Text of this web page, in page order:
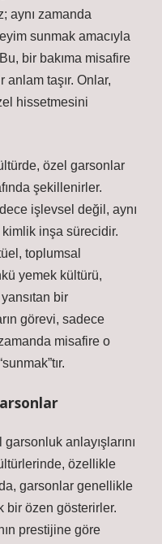
aynı zamanda
sunmak amacıyla
bir bakıma misafire
anlam taşır. Onlar,
hissetmesini
özel garsonlar
şekillenirler.
işlevsel değil, aynı
inşa sürecidir.
toplumsal
yemek kültürü,
bir
görevi, sadece
misafire o
anlayışlarını
özellikle
garsonlar genellikle
bir özen gösterirler.
prestijine göre